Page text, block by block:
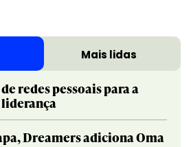
Mais lidas
redes pessoais para a
Dreamers adiciona Oma